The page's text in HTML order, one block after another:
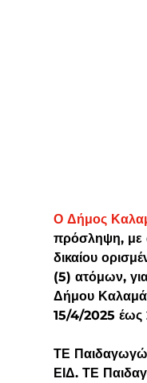
Ο Δήμος
πρόσληψη, με
δικαίου
(5) ατόμων,
Δήμου
15/4/2025
ΤΕ
ΕΙΔ. ΤΕ